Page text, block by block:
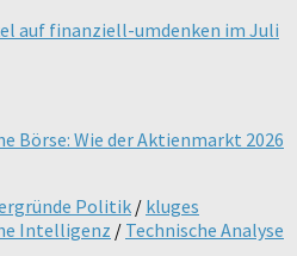
auf finanziell-umdenken im Juli
Politik/ kluges
Intelligenz / Technische Analyse